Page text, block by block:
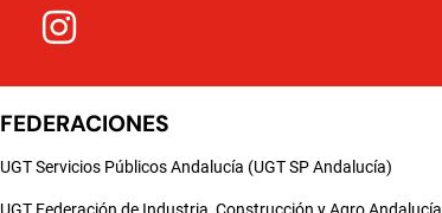
FEDERACIONES
UGT Servicios Públicos Andalucía (UGT SP Andalucía)